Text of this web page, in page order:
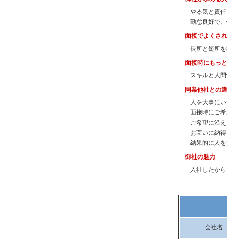
やる気と責
勤怠良好で
面接でよくさ
長所と短所を
面接時にもっ
スキルと人
同業他社との
人を大事にい
面接時にご
ご希望に沿
お互いに納
結果的に人
御社の魅力
入社したか
会社名